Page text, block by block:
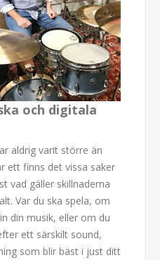
och digitala
aldrig varit större än
ett finns det vissa saker
vad gäller skillnaderna
Var du ska spela, om
din musik, eller om du
ett särskilt sound,
som blir bäst i just ditt